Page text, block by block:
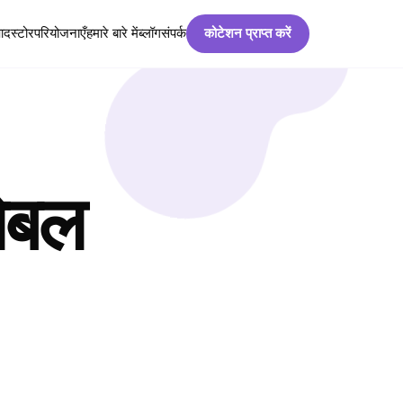
स्टोरपरियोजनाएँहमारे बारे मेंब्लॉगसंपर्क कोटेशन प्राप्त करें